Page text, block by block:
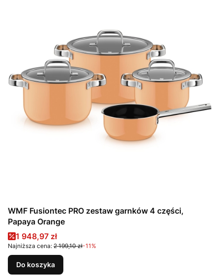
WMF Fusiontec PRO zestaw garnków 4 części,
Papaya Orange
Cena promocyjna
1 948,97 zł
Najniższa cena: 2 199,10 zł-11%
Do koszyka